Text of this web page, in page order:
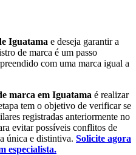
Iguatama e deseja garantir a
de marca é um passo
com uma marca igual a
marca em Iguatama é realizar
tem o objetivo de verificar se
registradas anteriormente no
evitar possíveis conflitos de
única e distintiva. Solicite agora
especialista.